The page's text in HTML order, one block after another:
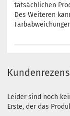
tatsächlichen
Des Weiteren
Leider sind noch
Erste, der das